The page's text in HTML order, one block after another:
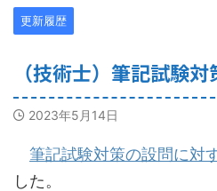
更新履歴
（技術士）筆記試験
2023年5月14日
筆記試験対策の設問に対
した。